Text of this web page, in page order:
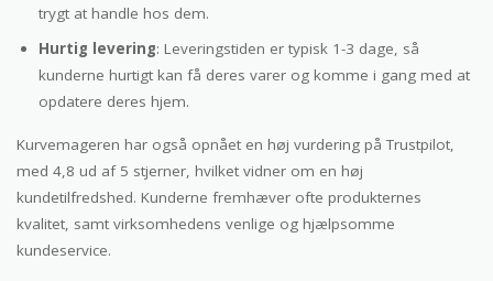
trygt at handle hos dem.
Hurtig levering: Leveringstiden er typisk 1-3 dage, så
kunderne hurtigt kan få deres varer og komme i gang med at
opdatere deres hjem.
Kurvemageren har også opnået en høj vurdering på Trustpilot,
med 4,8 ud af 5 stjerner, hvilket vidner om en høj
kundetilfredshed. Kunderne fremhæver ofte produkternes
kvalitet, samt virksomhedens venlige og hjælpsomme
kundeservice.